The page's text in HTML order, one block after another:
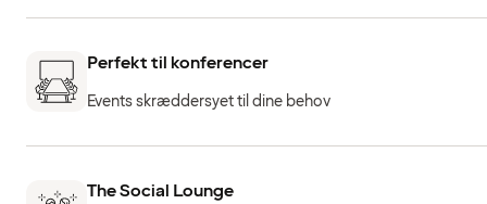
Perfekt til konferencer
Events skræddersyet til dine behov
The Social Lounge